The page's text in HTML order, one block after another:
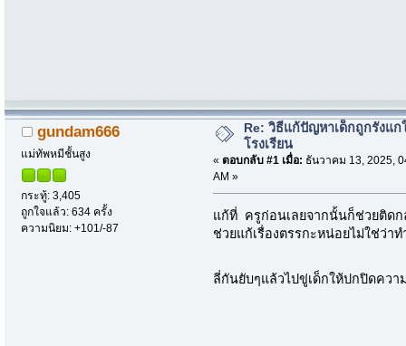
gundam666
แม่ทัพหมีชั้นสูง
กระทู้: 3,405
ถูกใจแล้ว: 634 ครั้ง
ความนิยม: +101/-87
Re: วิธีแก้ปัญหาเด็กถูกรังแก
โรงเรียน
« ตอบกลับ #1 เมื่อ: ธันวาคม 13, 2025,
AM »
แก้ที่ ครูก่อนเลยจากนั้นก็ช่วยติดก
ช่วยแก้เรื่องตรรกะหน่อยไม่ใช่ว่า
ลี่กันยับๆแล้วไปขู่เด็กให้ปกปิดคว